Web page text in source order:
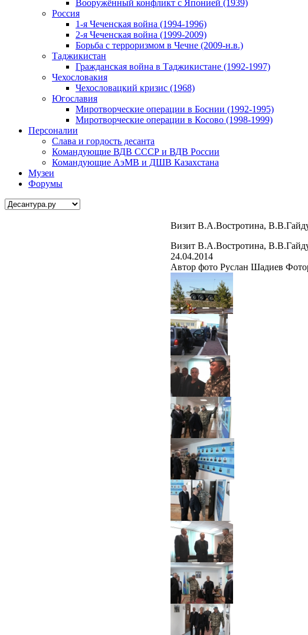
Вооружённый конфликт с Японией (1939)
Россия
1-я Чеченская война (1994-1996)
2-я Чеченская война (1999-2009)
Борьба с терроризмом в Чечне (2009-н.в.)
Таджикистан
Гражданская война в Таджикистане (1992-1997)
Чехословакия
Чехословацкий кризис (1968)
Югославия
Миротворческие операции в Боснии (1992-1995)
Миротворческие операции в Косово (1998-1999)
Персоналии
Слава и гордость десанта
Командующие ВДВ СССР и ВДВ России
Командующие АэМВ и ДШВ Казахстана
Музеи
Форумы
Визит В.А.Востротина,
Визит В.А.Востротина,
24.04.2014
Автор фото Руслан Шадиев